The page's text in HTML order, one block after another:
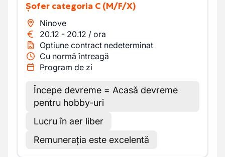
Șofer categoria C (M/F/X)
Ninove
20.12 - 20.12 / ora
Optiune contract nedeterminat
Cu normă întreagă
Program de zi
Începe devreme = Acasă devreme
pentru hobby-uri
Lucru în aer liber
Remunerația este excelentă